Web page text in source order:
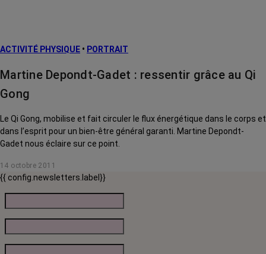
ACTIVITÉ PHYSIQUE • PORTRAIT
Martine Depondt-Gadet : ressentir grâce au Qi
Gong
Le Qi Gong, mobilise et fait circuler le flux énergétique dans le corps et
dans l’esprit pour un bien-être général garanti. Martine Depondt-
Gadet nous éclaire sur ce point.
14 octobre 2011
{{ config.newsletters.label}}